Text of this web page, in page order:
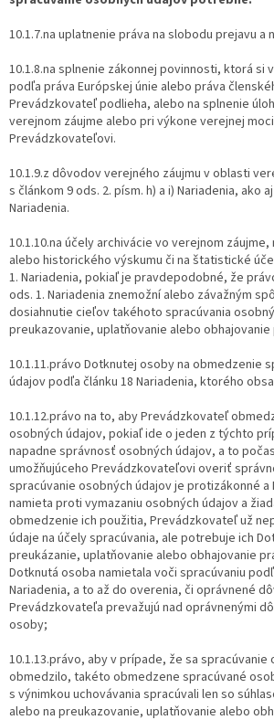
10.1.7.na uplatnenie práva na slobodu prejavu a
10.1.8.na splnenie zákonnej povinnosti, ktorá si
podľa práva Európskej únie alebo práva
Prevádzkovateľ podlieha, alebo na splnenie
verejnom záujme alebo pri výkone verejnej
Prevádzkovateľovi.
10.1.9.z dôvodov verejného záujmu v oblasti
s článkom 9 ods. 2. písm. h) a i) Nariadenia, ako
Nariadenia.
10.1.10.na účely archivácie vo verejnom
alebo historického výskumu či na štatistické
1. Nariadenia, pokiaľ je pravdepodobné, že
ods. 1. Nariadenia znemožní alebo závažným
dosiahnutie cieľov takéhoto spracúvania
preukazovanie, uplatňovanie alebo
10.1.11.právo Dotknutej osoby na obmedzenie
údajov podľa článku 18 Nariadenia, ktorého
10.1.12.právo na to, aby Prevádzkovateľ
osobných údajov, pokiaľ ide o jeden z týchto
napadne správnosť osobných údajov, a to
umožňujúceho Prevádzkovateľovi overiť
spracúvanie osobných údajov je protizákonné a
namieta proti vymazaniu osobných údajov a
obmedzenie ich použitia, Prevádzkovateľ už
údaje na účely spracúvania, ale potrebuje ich
preukázanie, uplatňovanie alebo obhajovanie
Dotknutá osoba namietala voči spracúvaniu
Nariadenia, a to až do overenia, či oprávnené
Prevádzkovateľa prevažujú nad oprávnenými
osoby;
10.1.13.právo, aby v prípade, že sa spracúvanie
obmedzilo, takéto obmedzene spracúvané
s výnimkou uchovávania spracúvali len so
alebo na preukazovanie, uplatňovanie alebo